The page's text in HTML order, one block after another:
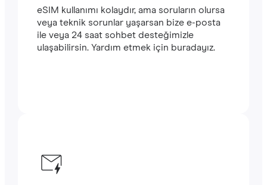
eSIM kullanımı kolaydır, ama soruların olursa
veya teknik sorunlar yaşarsan bize e-posta
ile veya 24 saat sohbet desteğimizle
ulaşabilirsin. Yardım etmek için buradayız.